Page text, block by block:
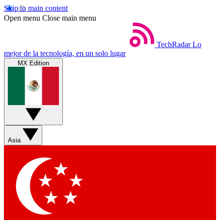
Skip to main content
Open menu Close main menu
TechRadar Lo
mejor de la tecnología, en un solo lugar
MX Edition
Asia